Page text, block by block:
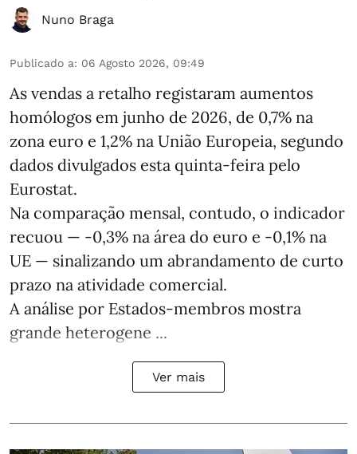
Nuno Braga
Publicado a: 06 Agosto 2026, 09:49
As vendas a retalho registaram aumentos
homólogos em junho de 2026, de 0,7% na
zona euro e 1,2% na União Europeia, segundo
dados divulgados esta quinta-feira pelo
Eurostat.
Na comparação mensal, contudo, o indicador
recuou — -0,3% na área do euro e -0,1% na
UE — sinalizando um abrandamento de curto
prazo na atividade comercial.
A análise por Estados‑membros mostra
grande heterogene ...
Ver mais